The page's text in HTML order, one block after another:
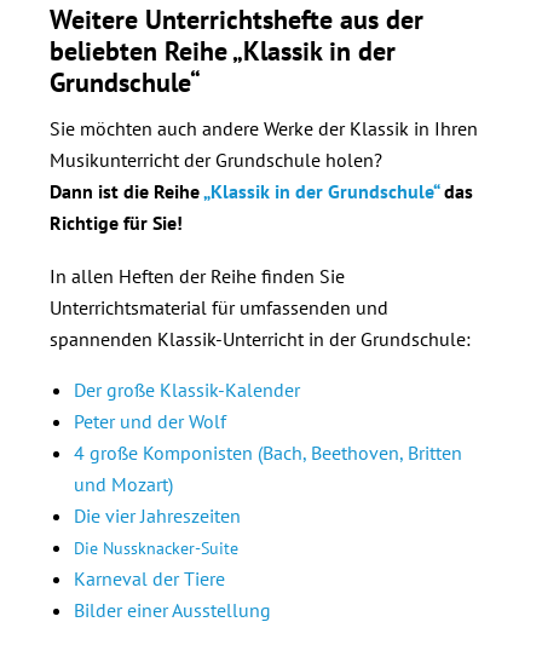
Weitere Unterrichtshefte aus der
beliebten Reihe „Klassik in der
Grundschule“
Sie möchten auch andere Werke der Klassik in Ihren
Musikunterricht der Grundschule holen?
Dann ist die Reihe„Klassik in der Grundschule“das
Richtige für Sie!
In allen Heften der Reihe finden Sie
Unterrichtsmaterial für umfassenden und
spannenden Klassik-Unterricht in der Grundschule:
Der große Klassik-Kalender
Peter und der Wolf
4 große Komponisten (Bach, Beethoven, Britten
und Mozart)
Die vier Jahreszeiten
Die Nussknacker-Suite
Karneval der Tiere
Bilder einer Ausstellung